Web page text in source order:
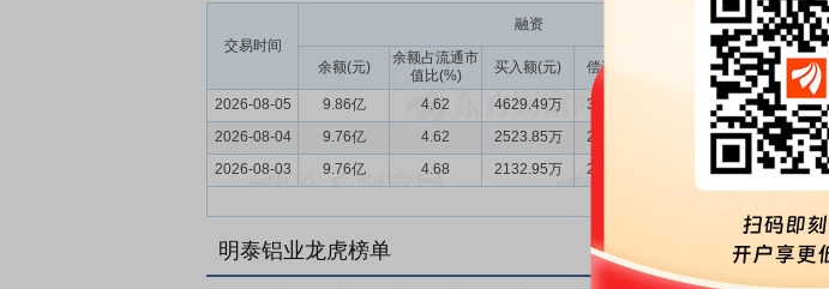
进的铝灰渣处理生产线和再生铝工艺技术装备，年处理废铝产能100余万吨、铝
余万吨，产品涵盖1系-8系47种合金牌号，200多种规格型号产品，4000余家客户
铝压延加工行业
公司所处行业为铝压延加工行业，属于有色金属加工中
药食品包装、机械制造、航空航天、低空经济等国民经济关键领域。2025年我国
景下，呈现出“总量趋稳、结构分化、绿色加速”的显著特征。行业整体已从高速
要点5：全产业链与再生铝保级优势
公司构建“废铝回收—熔炼再生—精深加工”
100万吨，位居国内第一。报告期内，公司引进激光诱导击穿光谱精分产线，提
标准认证，多款产品完成SGS碳足迹排查，低碳合规优势凸显，有效应对CBAM等
要点6：技术研发与高端化突破
公司拥有1个国家企业技术中心、13个省级研发
交易时间
融资
余额(元)
余额占流通市
值比(%)
买入额(元) 偿还额(元) 净买入(元) 余额(元)
2026-08-05
9.86亿 4.62 4629.49万 3616.65万 1012.84万 77.27
2026-08-04
9.76亿 4.62 2523.85万 2522.30万 1.56万 77.18
2026-08-03
9.76亿 4.68 2132.95万 2498.73万 -365.78万 54.50
明泰铝业龙虎榜单